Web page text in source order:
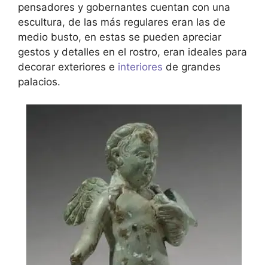
pensadores y gobernantes cuentan con una
escultura, de las más regulares eran las de
medio busto, en estas se pueden apreciar
gestos y detalles en el rostro, eran ideales para
decorar exteriores e interiores de grandes
palacios.